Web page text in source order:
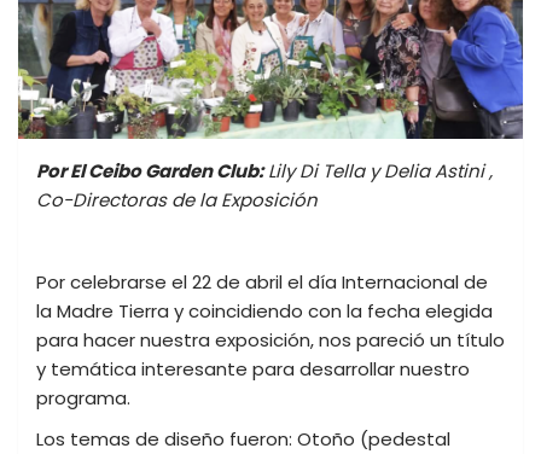
Por El Ceibo Garden Club:Lily Di Tella y Delia Astini ,
Co-Directoras de la Exposición
Por celebrarse el 22 de abril el día Internacional de
la Madre Tierra y coincidiendo con la fecha elegida
para hacer nuestra exposición, nos pareció un título
y temática interesante para desarrollar nuestro
programa.
Los temas de diseño fueron: Otoño (pedestal